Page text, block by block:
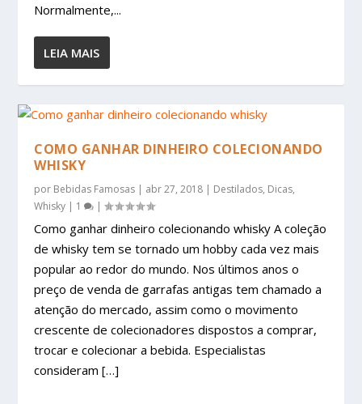
Normalmente,...
LEIA MAIS
COMO GANHAR DINHEIRO COLECIONANDO
WHISKY
por Bebidas Famosas | abr 27, 2018 | Destilados, Dicas,
Whisky | 1 |
Como ganhar dinheiro colecionando whisky A coleção
de whisky tem se tornado um hobby cada vez mais
popular ao redor do mundo. Nos últimos anos o
preço de venda de garrafas antigas tem chamado a
atenção do mercado, assim como o movimento
crescente de colecionadores dispostos a comprar,
trocar e colecionar a bebida. Especialistas
consideram […]